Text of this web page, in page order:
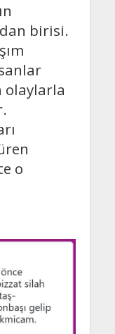
birisi.
olaylarla
o